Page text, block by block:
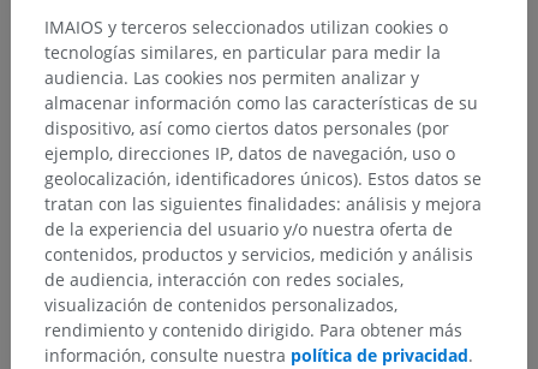
IMAIOS y terceros seleccionados utilizan cookies o
tecnologías similares, en particular para medir la
audiencia. Las cookies nos permiten analizar y
almacenar información como las características de su
dispositivo, así como ciertos datos personales (por
ejemplo, direcciones IP, datos de navegación, uso o
geolocalización, identificadores únicos). Estos datos se
tratan con las siguientes finalidades: análisis y mejora
de la experiencia del usuario y/o nuestra oferta de
contenidos, productos y servicios, medición y análisis
de audiencia, interacción con redes sociales,
visualización de contenidos personalizados,
rendimiento y contenido dirigido. Para obtener más
información, consulte nuestra política de privacidad.